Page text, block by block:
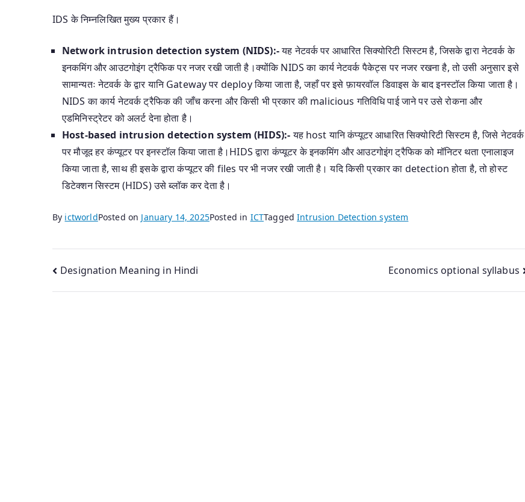
IDS के निम्नलिखित मुख्य प्रकार हैं।
Network intrusion detection system (NIDS):-यह नेटवर्क पर आधारित सिक्योरिटी सिस्टम है, जिसके द्वारा नेटवर्क के
इनकमिंग और आउटगोइंग ट्रैफिक पर नजर रखी जाती है।क्योंकि NIDS का कार्य नेटवर्क पैकेट्स पर नजर रखना है, तो उसी अनुसार इसे
सामान्यतः नेटवर्क के द्वार यानि Gateway पर deploy किया जाता है, जहाँ पर इसे फ़ायरवॉल डिवाइस के बाद इनस्टॉल किया जाता है।
NIDS का कार्य नेटवर्क ट्रैफिक की जाँच करना और किसी भी प्रकार की malicious गतिविधि पाई जाने पर उसे रोकना और
एडमिनिस्ट्रेटर को अलर्ट देना होता है।
Host-based intrusion detection system (HIDS):-यह host यानि कंप्यूटर आधारित सिक्योरिटी सिस्टम है, जिसे नेटवर्क
पर मौजूद हर कंप्यूटर पर इनस्टॉल किया जाता है।HIDS द्वारा कंप्यूटर के इनकमिंग और आउटगोइंग ट्रैफिक को मॉनिटर थता एनालाइज
किया जाता है, साथ ही इसके द्वारा कंप्यूटर की files पर भी नजर रखी जाती है। यदि किसी प्रकार का detection होता है, तो होस्ट
डिटेक्शन सिस्टम (HIDS) उसे ब्लॉक कर देता है।
By ictworldPosted on January 14, 2025Posted in ICTTaggedIntrusion Detection system
Post
navigation
Designation Meaning in Hindi Economics optional syllabus